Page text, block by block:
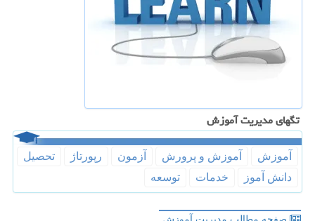
تگهای مدیریت آموزش
آموزش آموزش و پرورش آزمون رپورتاژ
تحصیل
دانش آموز
خدمات توسعه